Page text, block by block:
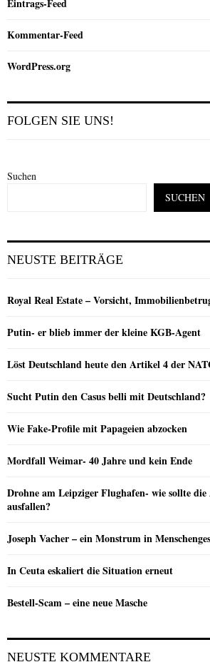
Kommentar-Feed
WordPress.org
FOLGEN SIE UNS!
Suchen
SUCHEN
NEUSTE BEITRÄGE
Royal Real Estate – Vorsicht,
Putin- er blieb immer der kleine KGB-Agent
Löst Deutschland heute den Artikel 4 der
Sucht Putin den Casus belli mit Deutschland?
Wie Fake-Profile mit Papageien abzocken
Mordfall Weimar- 40 Jahre und kein Ende
Drohne am Leipziger Flughafen- wie sollte
ausfallen?
Joseph Vacher – ein Monstrum in
In Ceuta eskaliert die Situation erneut
Bestell-Scam – eine neue Masche
NEUSTE KOMMENTARE